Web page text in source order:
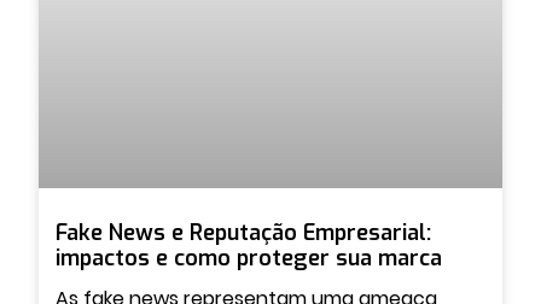
Fake News e Reputação Empresarial:
impactos e como proteger sua marca